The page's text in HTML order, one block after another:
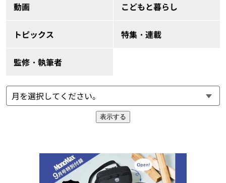
動画 こどもと暮らし
トピックス 特集・連載
監修・執筆者
表示する